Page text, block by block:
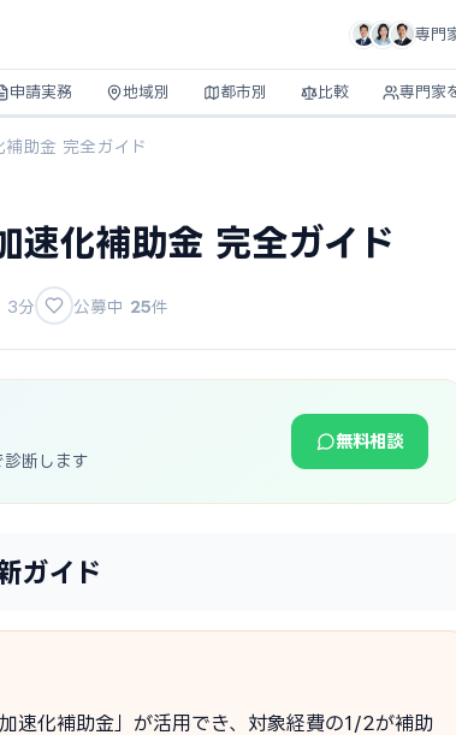
専門
申請実務 地域別 都市別 比較 専門家
補助金 完全ガイド
速化補助金 完全ガイド
3分 公募中 25件
断します
無料相談
ガイド
速化補助金」が活用でき、対象経費の1/2が補助